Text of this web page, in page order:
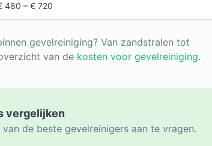
480 – € 720
gevelreiniging? Van zandstralen tot
van de kosten voor gevelreiniging.
vergelijken
de beste gevelreinigers aan te vragen.